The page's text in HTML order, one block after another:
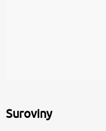
Suroviny